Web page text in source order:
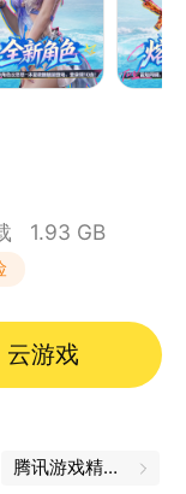
1.93 GB
云游戏
腾讯游戏精品汇聚，让你畅玩不停